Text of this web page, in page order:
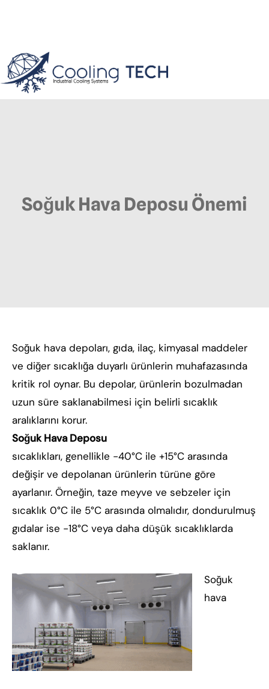
Soğuk Hava Deposu Önemi
Soğuk hava depoları, gıda, ilaç, kimyasal maddeler
ve diğer sıcaklığa duyarlı ürünlerin muhafazasında
kritik rol oynar. Bu depolar, ürünlerin bozulmadan
uzun süre saklanabilmesi için belirli sıcaklık
aralıklarını korur.
Soğuk Hava Deposu
sıcaklıkları, genellikle -40°C ile +15°C arasında
değişir ve depolanan ürünlerin türüne göre
ayarlanır. Örneğin, taze meyve ve sebzeler için
sıcaklık 0°C ile 5°C arasında olmalıdır, dondurulmuş
gıdalar ise -18°C veya daha düşük sıcaklıklarda
saklanır.
Soğuk
hava